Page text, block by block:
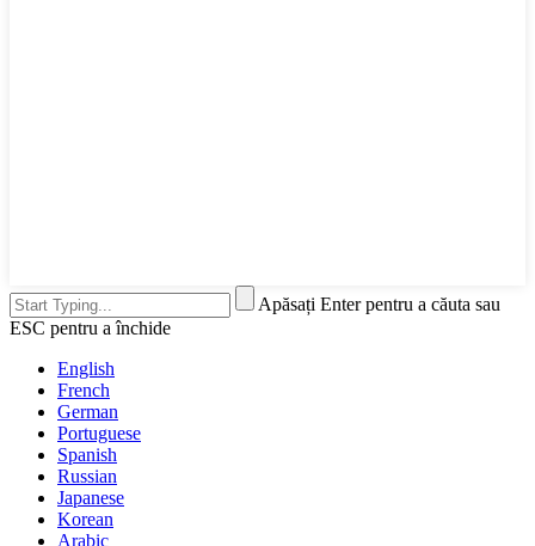
Apăsați Enter pentru a căuta sau
ESC pentru a închide
English
French
German
Portuguese
Spanish
Russian
Japanese
Korean
Arabic